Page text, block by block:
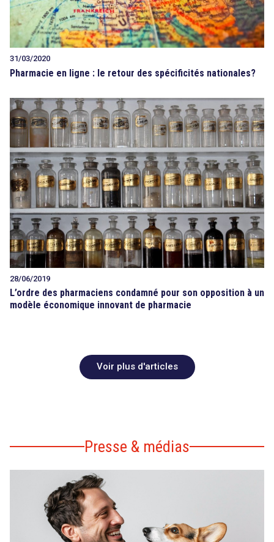
31/03/2020
Pharmacie en ligne : le retour des spécificités nationales?
28/06/2019
L’ordre des pharmaciens condamné pour son opposition à un
modèle économique innovant de pharmacie
Voir plus d'articles
Presse & médias